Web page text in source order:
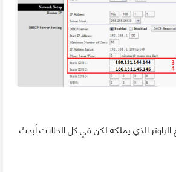
الذي يملكه لكن في كل الحالات أبحث